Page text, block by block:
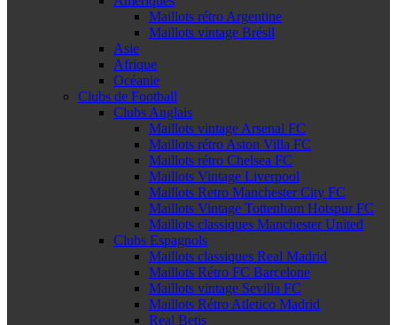
Maillots rétro Argentine
Maillots vintage Brésil
Asie
Afrique
Océanie
Clubs de Football
Clubs Anglais
Maillots vintage Arsenal FC
Maillots rétro Aston Villa FC
Maillots rétro Chelsea FC
Maillots Vintage Liverpool
Maillots Retro Manchester City FC
Maillots Vintage Tottenham Hotspur FC
Maillots classiques Manchester United
Clubs Espagnols
Maillots classiques Real Madrid
Maillots Rétro FC Barcelone
Maillots vintage Sevilla FC
Maillots Rétro Atletico Madrid
Real Betis